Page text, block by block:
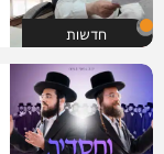
חדשות